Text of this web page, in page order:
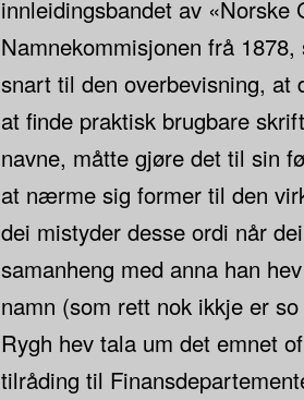
innleidingsbandet av «Norske
Namnekommisjonen frå
snart til den overbevisning, at
at finde praktisk brugbare
navne, måtte gjøre det til sin
at nærme sig former til den
dei mistyder desse ordi når
samanheng med anna han
namn (som rett nok ikkje er
Rygh hev tala um det emnet
tilråding til